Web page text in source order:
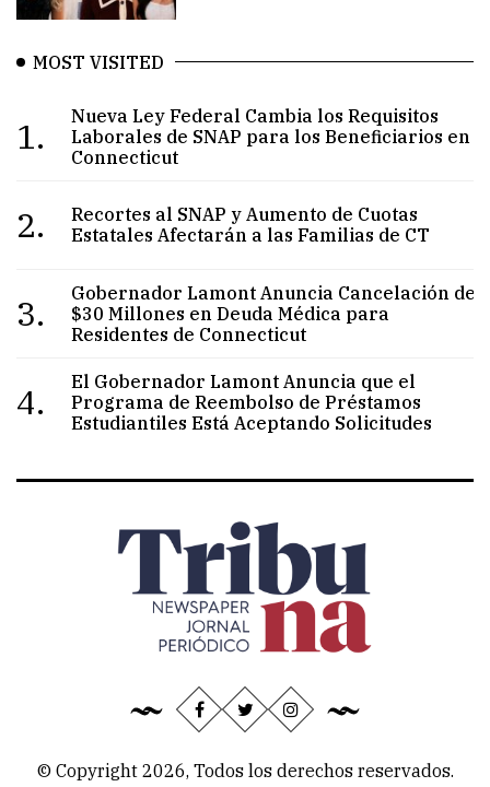
MOST VISITED
1.
Nueva Ley Federal Cambia los Requisitos
Laborales de SNAP para los Beneficiarios en
Connecticut
2.
Recortes al SNAP y Aumento de Cuotas
Estatales Afectarán a las Familias de CT
3.
Gobernador Lamont Anuncia Cancelación de
$30 Millones en Deuda Médica para
Residentes de Connecticut
4.
El Gobernador Lamont Anuncia que el
Programa de Reembolso de Préstamos
Estudiantiles Está Aceptando Solicitudes
© Copyright 2026, Todos los derechos reservados.